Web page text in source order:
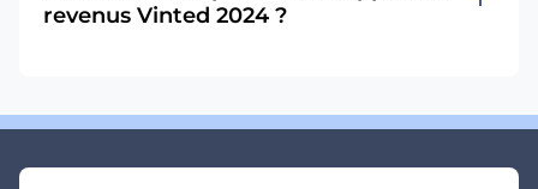
revenus Vinted 2024 ?